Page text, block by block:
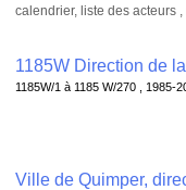
calendrier, liste des acteurs
(2009)
1185W/1 à 1185 W/270 , 1985-